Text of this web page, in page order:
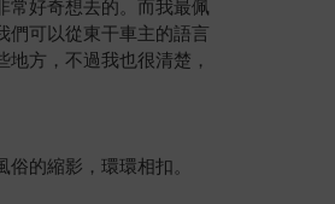
常好奇想去的。而我最佩
們可以從東干車主的語言
方，不過我也很清楚，
的縮影，環環相扣。